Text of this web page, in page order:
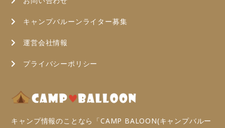
キャンプバルーンライター募集
運営会社情報
プライバシーポリシー
キャンプ情報のことなら「CAMP BALOON(キャンプバルー